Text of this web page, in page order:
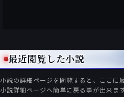
最近閲覧した小説
小説の詳細ページを閲覧すると、ここに
小説詳細ページへ簡単に戻る事が出来ます